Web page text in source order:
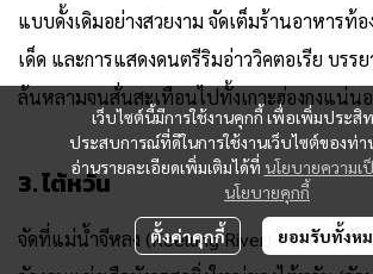
แบบดั้งเดิมอย่างสวยงาม จัดเต็มร้านอาหารท้
เด็ด และการแสดงดนตรีริมอ่าววิคตอเรีย บรร
ล้นหลามจนสั่นสะเทือนไปทั้งเกาะฮ่องกงแน่น
3. ไต้หวัน
จัดที่แม่น้ำจีหลง (Keelung River) ในไทเป เ
เว็บไซต์นี้มีการใช้งานคุกกี้ เพื่อเพิ่มประสิ
ประสบการณ์ที่ดีในการใช้งานเว็บไซต์ของท่า
อ่านรายละเอียดเพิ่มเติมได้ที่ นโยบายความเ
นโยบายคุกกี้
ตั้งค่าคุกกี้ ยอมรับทั้งห